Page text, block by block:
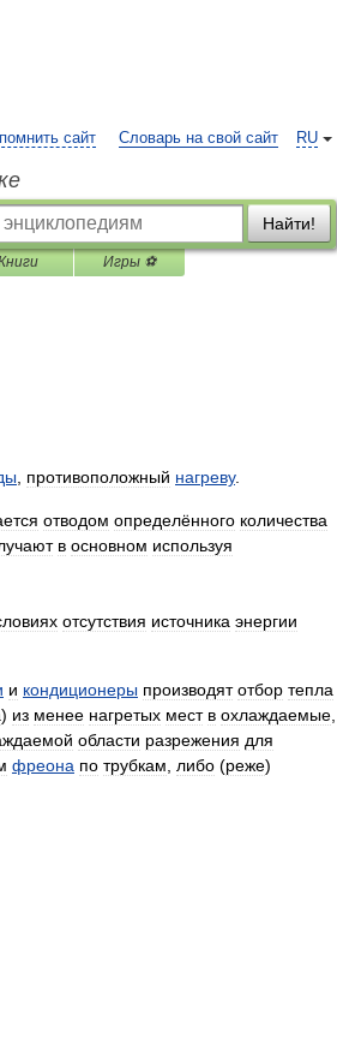
RU
сайт Словарь на свой сайт
Найти!
Игры ⚽
противоположный нагреву.
отводом определённого количества
в основном используя
отсутствия источника энергии
и кондиционеры производят отбор тепла
) из менее нагретых мест в охлаждаемые
области разрежения для
фреона по трубкам либо (реже)